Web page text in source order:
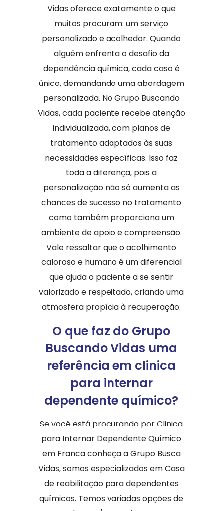
Vidas oferece exatamente o que
muitos procuram: um serviço
personalizado e acolhedor. Quando
alguém enfrenta o desafio da
dependência química, cada caso é
único, demandando uma abordagem
personalizada. No Grupo Buscando
Vidas, cada paciente recebe atenção
individualizada, com planos de
tratamento adaptados às suas
necessidades específicas. Isso faz
toda a diferença, pois a
personalização não só aumenta as
chances de sucesso no tratamento
como também proporciona um
ambiente de apoio e compreensão.
Vale ressaltar que o acolhimento
caloroso e humano é um diferencial
que ajuda o paciente a se sentir
valorizado e respeitado, criando uma
atmosfera propícia à recuperação.
O que faz do Grupo
Buscando Vidas uma
referência em clinica
para internar
dependente químico?
Se você está procurando por Clinica
para Internar Dependente Químico
em Franca conheça a Grupo Busca
Vidas, somos especializados em Casa
de reabilitação para dependentes
químicos. Temos variadas opções de